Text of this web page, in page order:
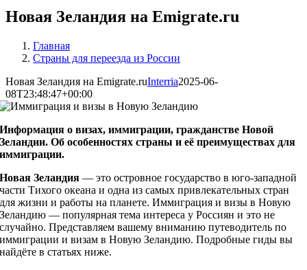
Новая Зеландия на Emigrate.ru
Главная
Страны для переезда из России
Новая Зеландия на Emigrate.ruInterria2025-06-
08T23:48:47+00:00
Информация о визах, иммиграции, гражданстве Новой
Зеландии. Об особенностях страны и её преимуществах для
иммиграции.
Новая Зеландия — это островное государство в юго-западной
части Тихого океана и одна из самых привлекательных стран
для жизни и работы на планете. Иммиграция и визы в Новую
Зеландию — популярная тема интереса у Россиян и это не
случайно. Представляем вашему вниманию путеводитель по
иммиграции и визам в Новую Зеландию. Подробные гиды вы
найдёте в статьях ниже.